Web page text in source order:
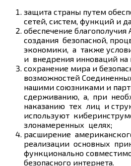
защита страны путем
сетей, систем, функций и
обеспечение
создания безопасной,
экономики, а также
и внедрения инноваций на
сохранение мира и
возможностей
нашими союзниками и
сдерживанию, а, при
наказанию тех лиц и
используют
злонамеренных целях;
расширение
реализации основных
функционально
безопасного интернета.